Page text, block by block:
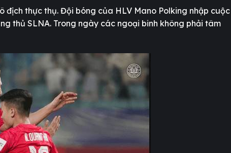
địch thực thụ. Đội bóng của HLV Mano Polking nhập cuộc
thủ SLNA. Trong ngày các ngoại binh không phải tâm